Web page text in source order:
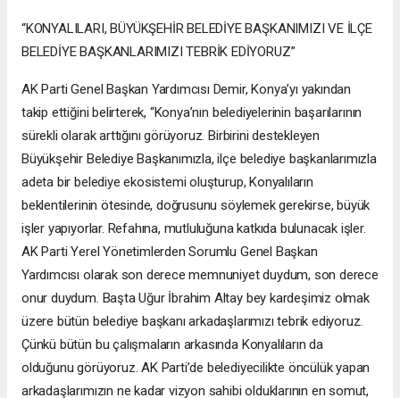
“KONYALILARI, BÜYÜKŞEHİR BELEDİYE BAŞKANIMIZI VE İLÇE
BELEDİYE BAŞKANLARIMIZI TEBRİK EDİYORUZ”
AK Parti Genel Başkan Yardımcısı Demir, Konya’yı yakından
takip ettiğini belirterek, “Konya’nın belediyelerinin başarılarının
sürekli olarak arttığını görüyoruz. Birbirini destekleyen
Büyükşehir Belediye Başkanımızla, ilçe belediye başkanlarımızla
adeta bir belediye ekosistemi oluşturup, Konyalıların
beklentilerinin ötesinde, doğrusunu söylemek gerekirse, büyük
işler yapıyorlar. Refahına, mutluluğuna katkıda bulunacak işler.
AK Parti Yerel Yönetimlerden Sorumlu Genel Başkan
Yardımcısı olarak son derece memnuniyet duydum, son derece
onur duydum. Başta Uğur İbrahim Altay bey kardeşimiz olmak
üzere bütün belediye başkanı arkadaşlarımızı tebrik ediyoruz.
Çünkü bütün bu çalışmaların arkasında Konyalıların da
olduğunu görüyoruz. AK Parti’de belediyecilikte öncülük yapan
arkadaşlarımızın ne kadar vizyon sahibi olduklarının en somut,